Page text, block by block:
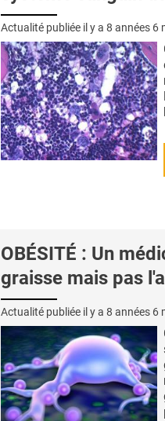
Actualité publiée il y a 8 années 6
OBÉSITÉ : Un
graisse mais pas
Actualité publiée il y a 8 années 6